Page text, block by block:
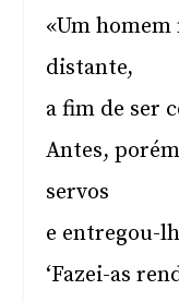
«Um
distante,
a fim de ser
Antes,
servos
e entregou-
‘Fazei-as